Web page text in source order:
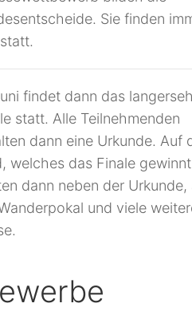
Sie finden
findet dann das
statt. Alle Teilnehmenden
dann eine Urkunde. Auf
welches das Finale gewinnt
dann neben der Urkunde,
und viele